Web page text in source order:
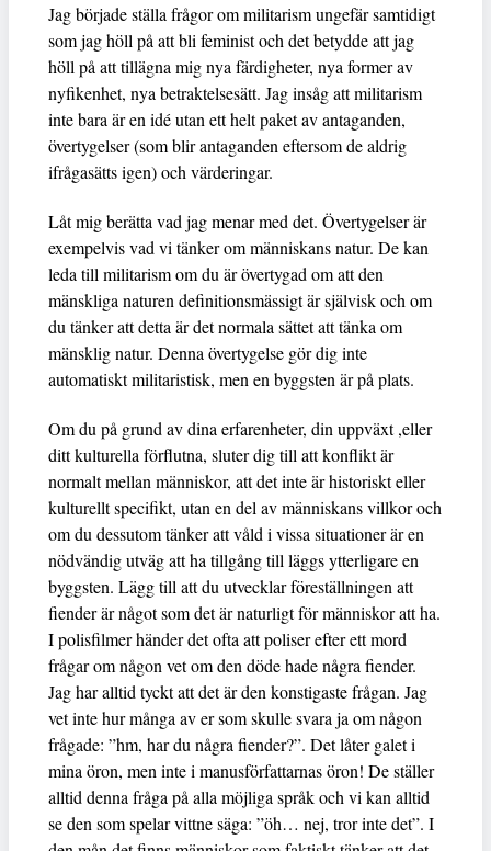
Jag började ställa frågor om militarism ungefär samtidigt
som jag höll på att bli feminist och det betydde att jag
höll på att tillägna mig nya färdigheter, nya former av
nyfikenhet, nya betraktelsesätt. Jag insåg att militarism
inte bara är en idé utan ett helt paket av antaganden,
övertygelser (som blir antaganden eftersom de aldrig
ifrågasätts igen) och värderingar.
Låt mig berätta vad jag menar med det. Övertygelser är
exempelvis vad vi tänker om människans natur. De kan
leda till militarism om du är övertygad om att den
mänskliga naturen definitionsmässigt är självisk och om
du tänker att detta är det normala sättet att tänka om
mänsklig natur. Denna övertygelse gör dig inte
automatiskt militaristisk, men en byggsten är på plats.
Om du på grund av dina erfarenheter, din uppväxt ,eller
ditt kulturella förflutna, sluter dig till att konflikt är
normalt mellan människor, att det inte är historiskt eller
kulturellt specifikt, utan en del av människans villkor och
om du dessutom tänker att våld i vissa situationer är en
nödvändig utväg att ha tillgång till läggs ytterligare en
byggsten. Lägg till att du utvecklar föreställningen att
fiender är något som det är naturligt för människor att ha.
I polisfilmer händer det ofta att poliser efter ett mord
frågar om någon vet om den döde hade några fiender.
Jag har alltid tyckt att det är den konstigaste frågan. Jag
vet inte hur många av er som skulle svara ja om någon
frågade: ”hm, har du några fiender?”. Det låter galet i
mina öron, men inte i manusförfattarnas öron! De ställer
alltid denna fråga på alla möjliga språk och vi kan alltid
se den som spelar vittne säga: ”öh… nej, tror inte det”. I